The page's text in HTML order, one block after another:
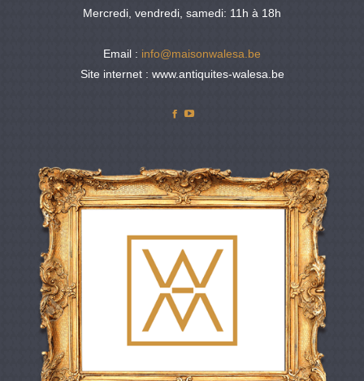
Mercredi, vendredi, samedi: 11h à 18h
Email : info@maisonwalesa.be
Site internet : www.antiquites-walesa.be
Facebook